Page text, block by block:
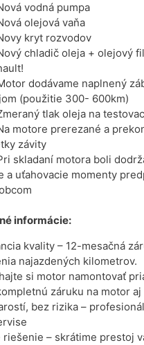
vodná pumpa
olejová vaňa
kryt rozvodov
chladič oleja + olejový
dodávame naplnený
(použitie 300- 600km)
tlak oleja na
motore prerezané a
závity
skladaní motora boli
a uťahovacie momenty
informácie:
kvality – 12-mesačná
najazdených kilometrov.
si motor namontovať
záruku na motor aj
bez rizika –
riešenie – skrátime prestoj